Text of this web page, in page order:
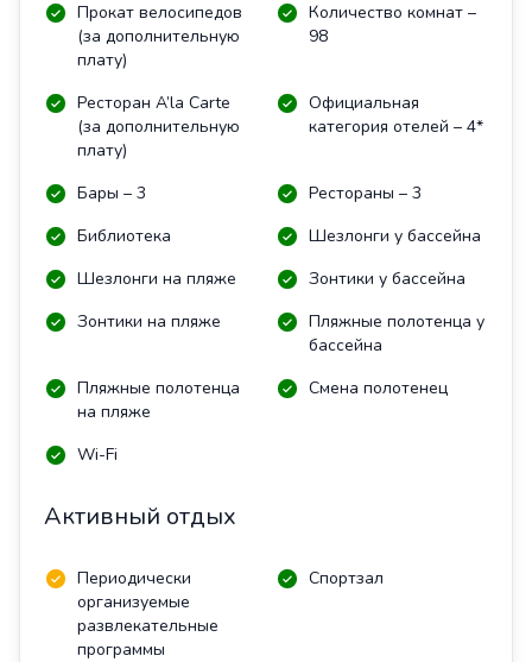
Прокат велосипедов
(за дополнительную
плату)
Количество комнат –
98
Ресторан A’la Carte
(за дополнительную
плату)
Официальная
категория отелей – 4*
Бары – 3
Рестораны – 3
Библиотека
Шезлонги у бассейна
Шезлонги на пляже
Зонтики у бассейна
Зонтики на пляже
Пляжные полотенца у
бассейна
Пляжные полотенца
на пляже
Смена полотенец
Wi-Fi
Активный отдых
Периодически
организуемые
развлекательные
программы
Спортзал